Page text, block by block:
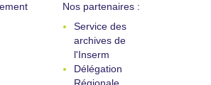
Nos partenaires :
Service des
archives de
l'Inserm
Délégation